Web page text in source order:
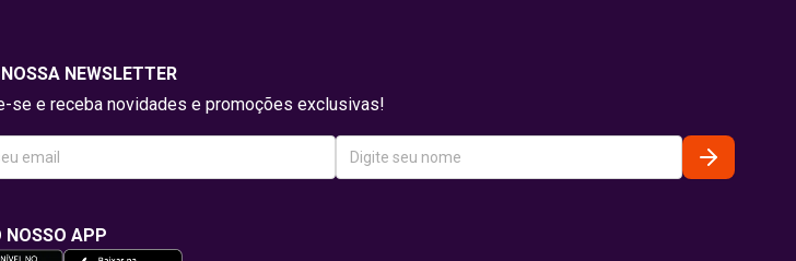
NEWSLETTER
se e receba novidades e promoções exclusivas!
NOSSO APP